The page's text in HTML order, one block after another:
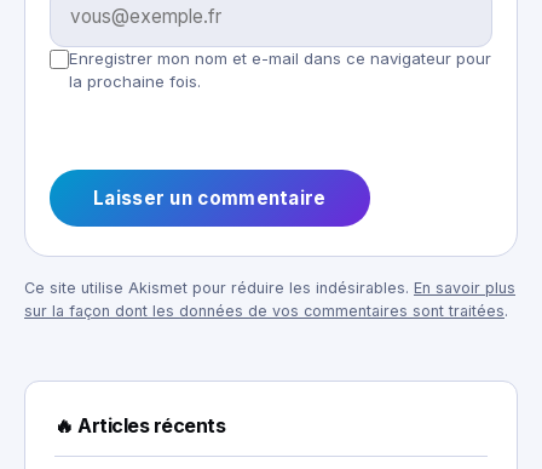
Enregistrer mon nom et e-mail dans ce navigateur pour
la prochaine fois.
Ce site utilise Akismet pour réduire les indésirables. En savoir plus
sur la façon dont les données de vos commentaires sont traitées.
🔥 Articles récents